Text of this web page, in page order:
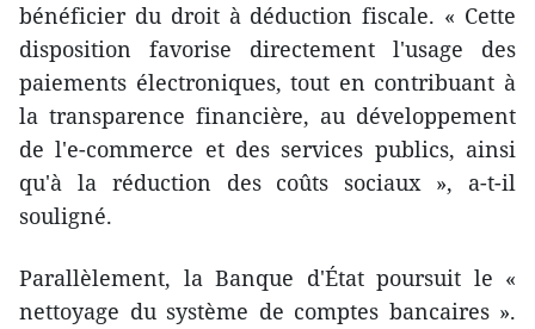
bénéficier du droit à déduction fiscale. « Cette
disposition favorise directement l'usage des
paiements électroniques, tout en contribuant à
la transparence financière, au développement
de l'e-commerce et des services publics, ainsi
qu'à la réduction des coûts sociaux », a-t-il
souligné.
Parallèlement, la Banque d'État poursuit le «
nettoyage du système de comptes bancaires ».